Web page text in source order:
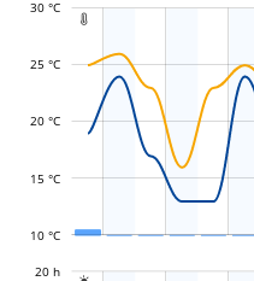

10 °C
20 °C
30 °C
25 °C
15 °C
20 h